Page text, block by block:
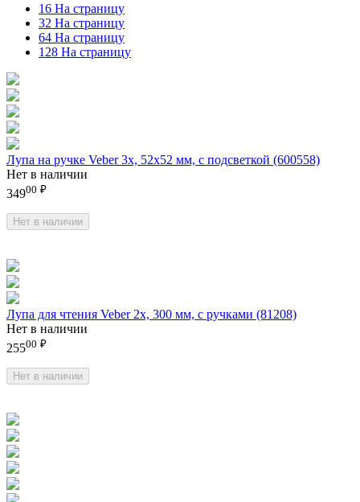
16 На страницу
32 На страницу
64 На страницу
128 На страницу
Лупа на ручке Veber 3x, 52x52 мм, с подсветкой (600558)
Нет в наличии
34900 ₽
Нет в наличии
Лупа для чтения Veber 2x, 300 мм, с ручками (81208)
Нет в наличии
25500 ₽
Нет в наличии